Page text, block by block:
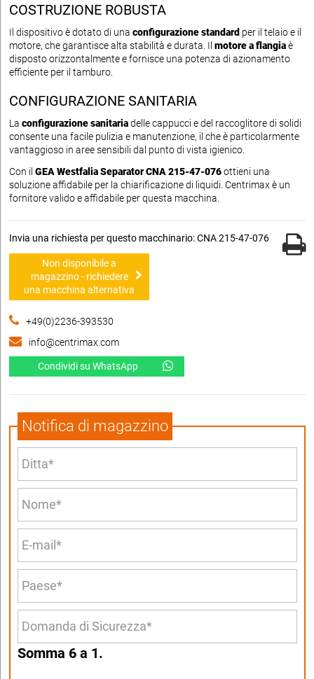
COSTRUZIONE ROBUSTA
Il dispositivo è dotato di una configurazione standard per il telaio e il
motore, che garantisce alta stabilità e durata. Il motore a flangiaè
disposto orizzontalmente e fornisce una potenza di azionamento
efficiente per il tamburo.
CONFIGURAZIONE SANITARIA
La configurazione sanitariadelle cappucci e del raccoglitore di solidi
consente una facile pulizia e manutenzione, il che è particolarmente
vantaggioso in aree sensibili dal punto di vista igienico.
Con il GEA Westfalia Separator CNA 215-47-076ottieni una
soluzione affidabile per la chiarificazione di liquidi. Centrimax è un
fornitore valido e affidabile per questa macchina.
Invia una richiesta per questo macchinario: CNA 215-47-076
Non disponibile a
magazzino - richiedere
una macchina alternativa
+49(0)2236-393530
info@centrimax.com
Condividi su WhatsApp
Notifica di magazzino
Somma 6 a 1.